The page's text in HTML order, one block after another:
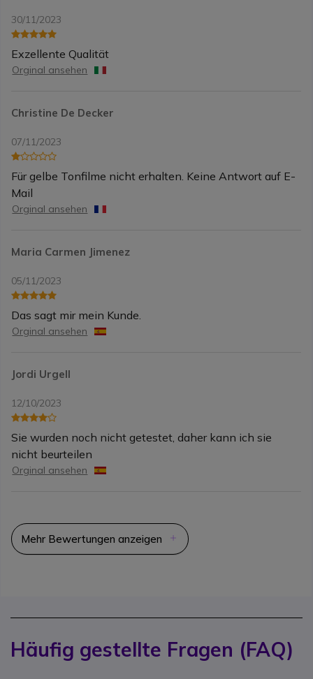
30/11/2023
Exzellente Qualität
Orginal ansehen
Christine De Decker
07/11/2023
Für gelbe Tonfilme nicht erhalten. Keine Antwort auf E-
Mail
Orginal ansehen
Maria Carmen Jimenez
05/11/2023
Das sagt mir mein Kunde.
Orginal ansehen
Jordi Urgell
12/10/2023
Sie wurden noch nicht getestet, daher kann ich sie
nicht beurteilen
Orginal ansehen
Mehr Bewertungen anzeigen
Häufig gestellte Fragen (FAQ)